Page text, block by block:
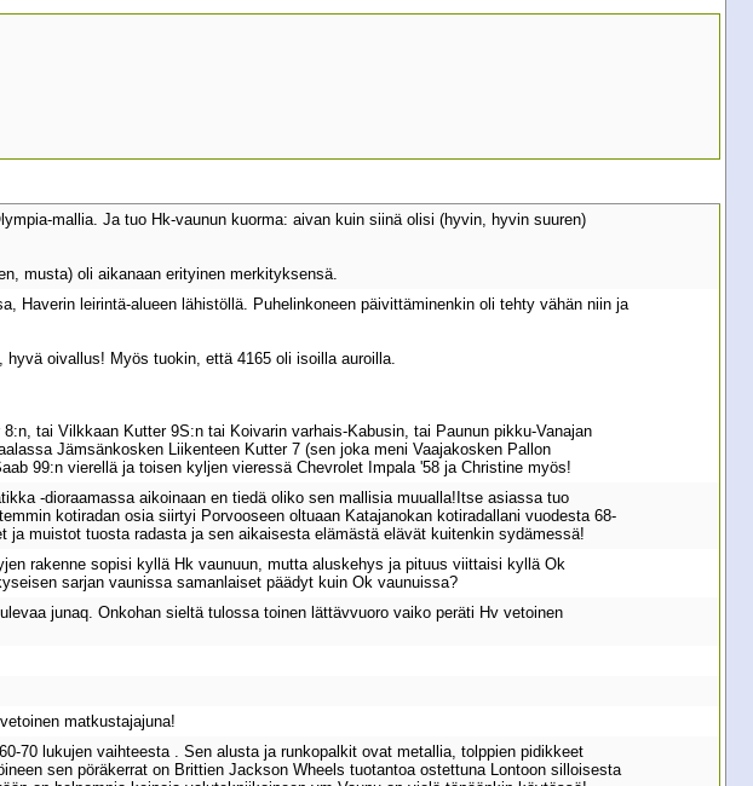
mallia. Ja tuo Hk-vaunun kuorma: aivan kuin siinä olisi (hyvin, hyvin suuren)
musta) oli aikanaan erityinen merkityksensä.
Haverin leirintä-alueen lähistöllä. Puhelinkoneen päivittäminenkin oli tehty vähän niin ja
oivallus! Myös tuokin, että 4165 oli isoilla auroilla.
tai Vilkkaan Kutter 9S:n tai Koivarin varhais-Kabusin, tai Paunun pikku-Vanajan
Jämsänkosken Liikenteen Kutter 7 (sen joka meni Vaajakosken Pallon
99:n vierellä ja toisen kyljen vieressä Chevrolet Impala '58 ja Christine myös!
-dioraamassa aikoinaan en tiedä oliko sen mallisia muualla!Itse asiassa tuo
kotiradan osia siirtyi Porvooseen oltuaan Katajanokan kotiradallani vuodesta 68-
ja muistot tuosta radasta ja sen aikaisesta elämästä elävät kuitenkin sydämessä!
rakenne sopisi kyllä Hk vaunuun, mutta aluskehys ja pituus viittaisi kyllä Ok
sarjan vaunissa samanlaiset päädyt kuin Ok vaunuissa?
junaq. Onkohan sieltä tulossa toinen lättävvuoro vaiko peräti Hv vetoinen
matkustajajuna!
70 lukujen vaihteesta . Sen alusta ja runkopalkit ovat metallia, tolppien pidikkeet
sen pöräkerrat on Brittien Jackson Wheels tuotantoa ostettuna Lontoon silloisesta